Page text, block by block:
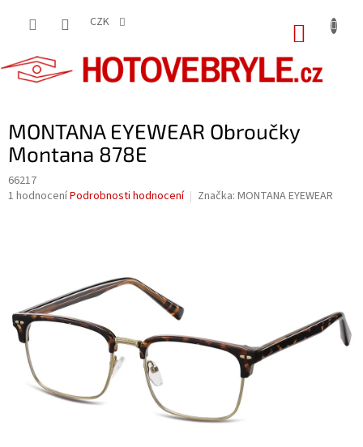
CZK
MONTANA EYEWEAR Obroučky
Montana 878E
66217
Průměrné
hvězdiček.
1 hodnoceníPodrobnosti hodnocení Značka: MONTANA EYEWEAR